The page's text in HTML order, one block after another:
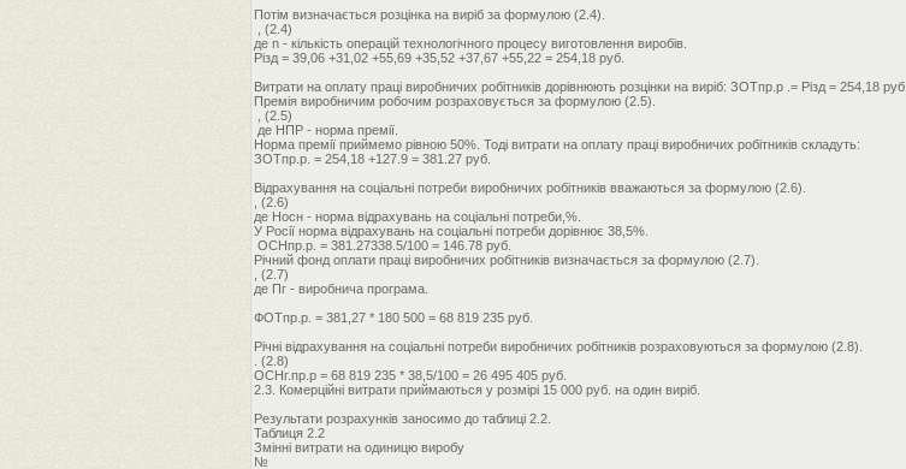
Потім визначається розцінка на виріб за формулою (2.4).
, (2.4)
де n - кількість операцій технологічного процесу виготовлення виробів.
Різд = 39,06 +31,02 +55,69 +35,52 +37,67 +55,22 = 254,18 руб.
Витрати на оплату праці виробничих робітників дорівнюють розцінки на виріб: ЗОТпр.р .= Різд = 254,18 руб.
Премія виробничим робочим розраховується за формулою (2.5).
, (2.5)
де НПР - норма премії.
Норма премії приймемо рівною 50%. Тоді витрати на оплату праці виробничих робітників складуть:
ЗОТпр.р. = 254,18 +127.9 = 381.27 руб.
Відрахування на соціальні потреби виробничих робітників вважаються за формулою (2.6).
, (2.6)
де Носн - норма відрахувань на соціальні потреби,%.
У Росії норма відрахувань на соціальні потреби дорівнює 38,5%.
ОСНпр.р. = 381.27338.5/100 = 146.78 руб.
Річний фонд оплати праці виробничих робітників визначається за формулою (2.7).
, (2.7)
де Пг - виробнича програма.
ФОТпр.р. = 381,27 * 180 500 = 68 819 235 руб.
Річні відрахування на соціальні потреби виробничих робітників розраховуються за формулою (2.8).
. (2.8)
ОСНг.пр.р = 68 819 235 * 38,5/100 = 26 495 405 руб.
2.3. Комерційні витрати приймаються у розмірі 15 000 руб. на один виріб.
Результати розрахунків заносимо до таблиці 2.2.
Таблиця 2.2
Змінні витрати на одиницю виробу
№